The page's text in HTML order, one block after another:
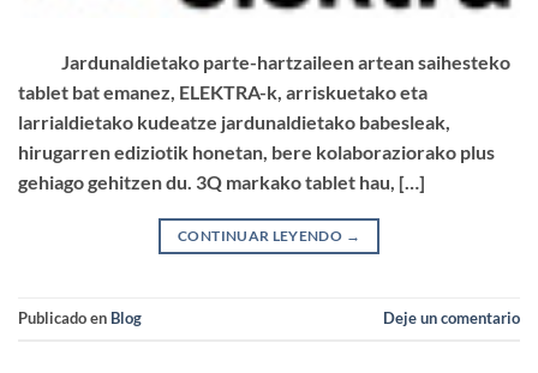
Jardunaldietako parte-hartzaileen artean saihesteko
tablet bat emanez, ELEKTRA-k, arriskuetako eta
larrialdietako kudeatze jardunaldietako babesleak,
hirugarren ediziotik honetan, bere kolaboraziorako plus
gehiago gehitzen du. 3Q markako tablet hau, […]
CONTINUAR LEYENDO →
Publicado en Blog Deje un comentario